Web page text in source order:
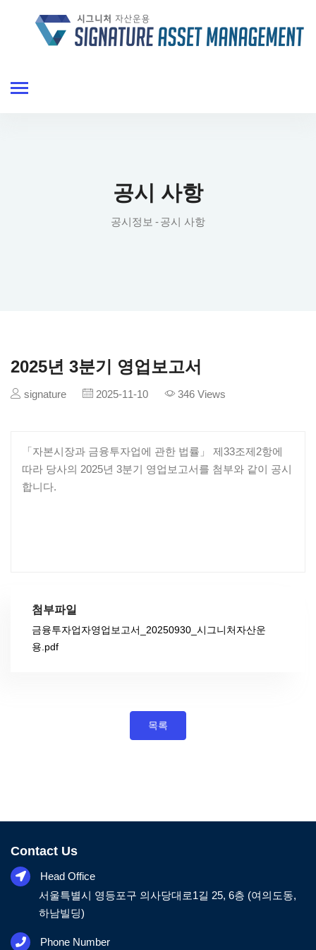
공시 사항
공시정보 공시 사항
2025년 3분기 영업보고서
signature 2025-11-10 346 Views
「자본시장과 금융투자업에 관한 법률」 제33조제2항에
따라 당사의 2025년 3분기 영업보고서를 첨부와 같이 공시
합니다.
첨부파일
금융투자업자영업보고서_20250930_시그니처자산운
용.pdf
목록
Contact Us
Head Office
서울특별시 영등포구 의사당대로1길 25, 6층 (여의도동,
하남빌딩)
Phone Number